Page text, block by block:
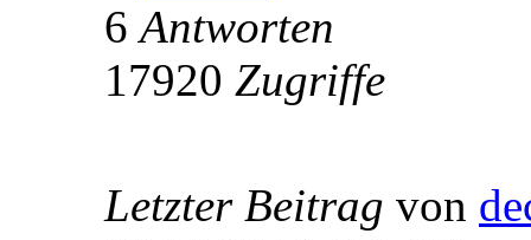
6Antworten
17920 Zugriffe
Letzter Beitrag von